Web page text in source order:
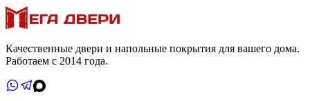
Качественные двери и напольные покрытия для вашего дома.
Работаем с 2014 года.